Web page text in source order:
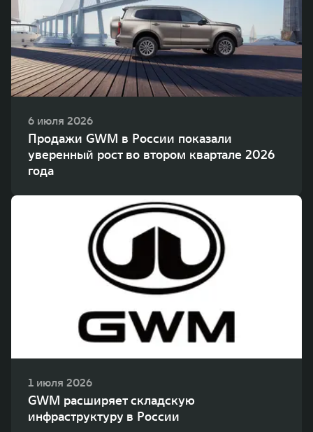
WEY 80
Масштаб возможностей
от 6 449 000 ₽
WEY 80 Лаундж
Масштаб возможностей
от 8 099 000 ₽
6 июля 2026
Продажи GWM в России показали
уверенный рост во втором квартале 2026
года
1 июля 2026
GWM расширяет складскую
инфраструктуру в России